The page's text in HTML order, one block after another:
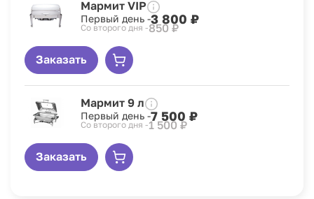
Мармит VIP
Первый день -3 800 ₽
Со второго дня -850 ₽
Заказать
Мармит 9 л
Первый день -7 500 ₽
Со второго дня -1 500 ₽
Заказать